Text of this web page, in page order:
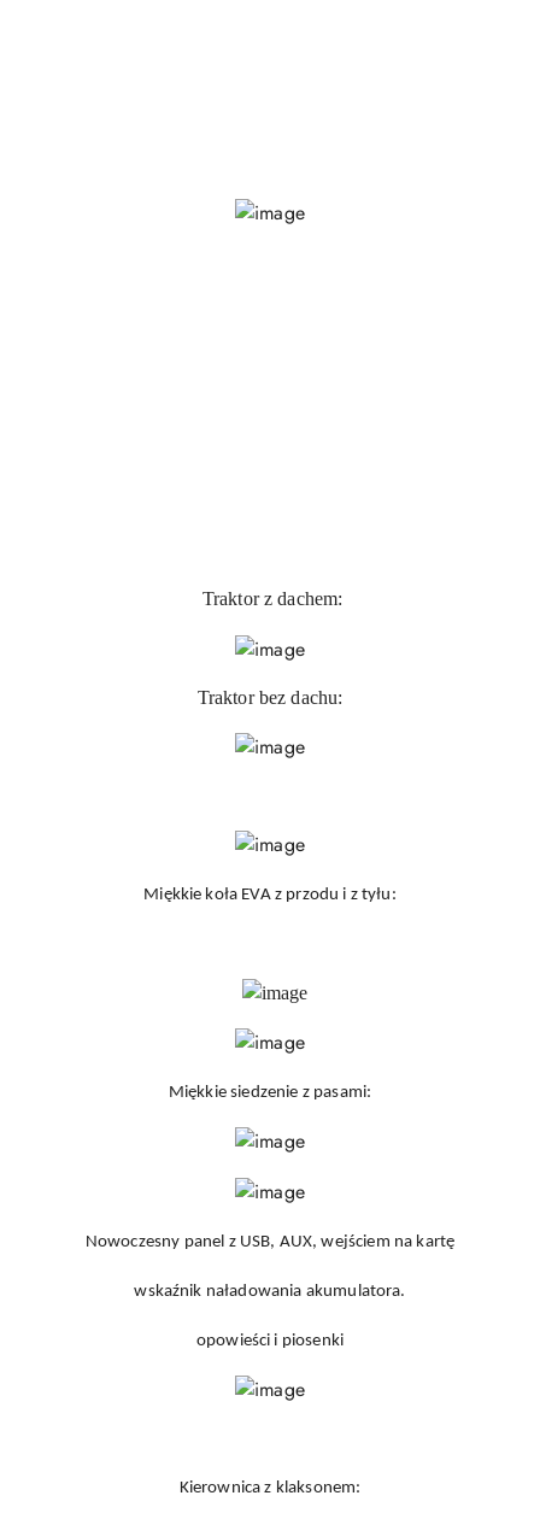
Traktor z dachem:
Traktor bez dachu:
Miękkie koła EVA z przodu i z tyłu:
Miękkie siedzenie z pasami:
Nowoczesny panel z USB, AUX, wejściem na kartę
wskaźnik naładowania akumulatora.
opowieści i piosenki
Kierownica z klaksonem: